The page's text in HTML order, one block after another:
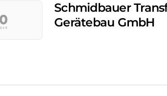
Schmidbauer
Gerätebau GmbH